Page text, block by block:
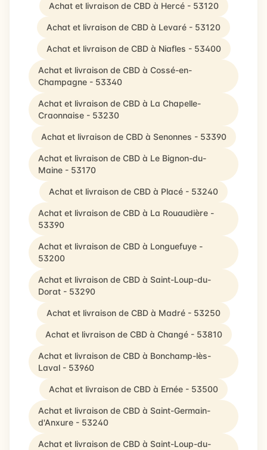
Achat et livraison de CBD à Hercé - 53120
Achat et livraison de CBD à Levaré - 53120
Achat et livraison de CBD à Niafles - 53400
Achat et livraison de CBD à Cossé-en-
Champagne - 53340
Achat et livraison de CBD à La Chapelle-
Craonnaise - 53230
Achat et livraison de CBD à Senonnes - 53390
Achat et livraison de CBD à Le Bignon-du-
Maine - 53170
Achat et livraison de CBD à Placé - 53240
Achat et livraison de CBD à La Rouaudière -
53390
Achat et livraison de CBD à Longuefuye -
53200
Achat et livraison de CBD à Saint-Loup-du-
Dorat - 53290
Achat et livraison de CBD à Madré - 53250
Achat et livraison de CBD à Changé - 53810
Achat et livraison de CBD à Bonchamp-lès-
Laval - 53960
Achat et livraison de CBD à Ernée - 53500
Achat et livraison de CBD à Saint-Germain-
d'Anxure - 53240
Achat et livraison de CBD à Saint-Loup-du-